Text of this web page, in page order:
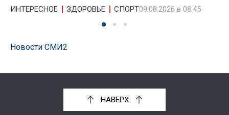
ИНТЕРЕСНОЕ ЗДОРОВЬЕ СПОРТ09.08.2026 в 08:45
Новости СМИ2
НАВЕРХ